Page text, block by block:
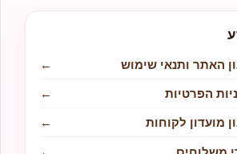
האתר ותנאי שימוש
←
הפרטיות
←
מועדון לקוחות
←